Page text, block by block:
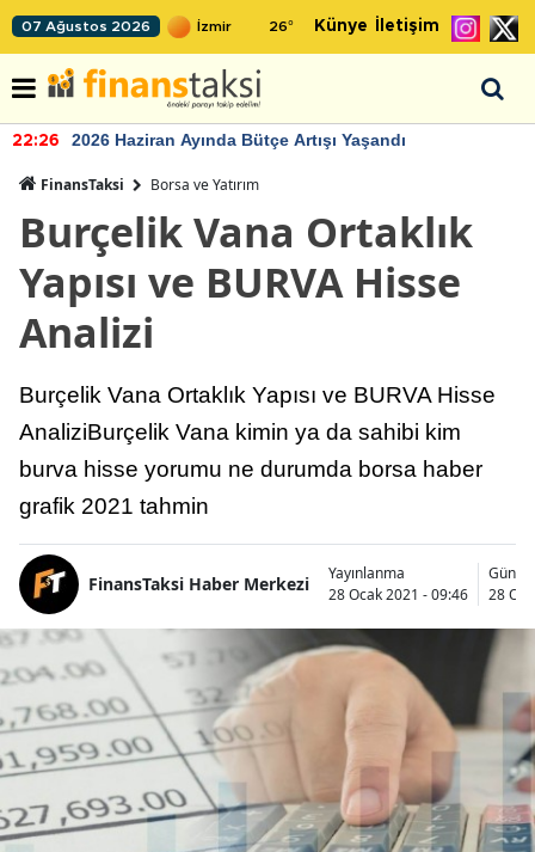
07 Ağustos 2026 26° Künye İletişim
22:26 2026 Haziran Ayında Bütçe Artışı Yaşandı
FinansTaksi Borsa ve Yatırım
Burçelik Vana Ortaklık
Yapısı ve BURVA Hisse
Analizi
Burçelik Vana Ortaklık Yapısı ve BURVA Hisse
AnaliziBurçelik Vana kimin ya da sahibi kim
burva hisse yorumu ne durumda borsa haber
grafik 2021 tahmin
FinansTaksi Haber Merkezi
Yayınlanma
28 Ocak 2021 - 09:46
28